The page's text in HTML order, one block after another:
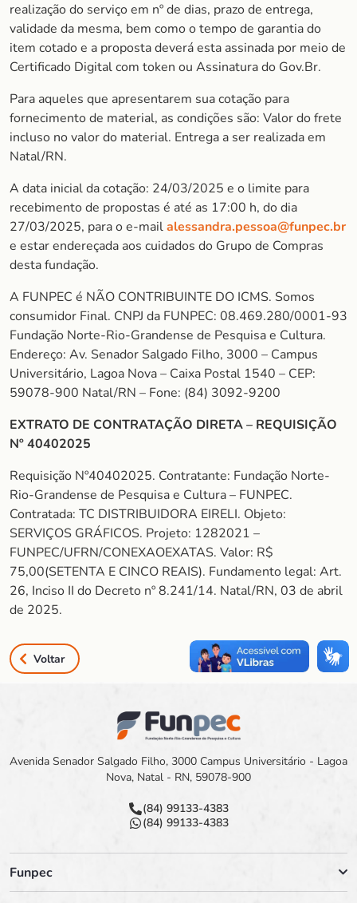
realização do serviço em nº de dias, prazo de entrega,
validade da mesma, bem como o tempo de garantia do
item cotado e a proposta deverá esta assinada por meio de
Certificado Digital com token ou Assinatura do Gov.Br.
Para aqueles que apresentarem sua cotação para
fornecimento de material, as condições são: Valor do frete
incluso no valor do material. Entrega a ser realizada em
Natal/RN.
A data inicial da cotação: 24/03/2025 e o limite para
recebimento de propostas é até as 17:00 h, do dia
27/03/2025, para o e-mailalessandra.pessoa@funpec.br
e estar endereçada aos cuidados do Grupo de Compras
desta fundação.
A FUNPEC é NÃO CONTRIBUINTE DO ICMS. Somos
consumidor Final. CNPJ da FUNPEC: 08.469.280/0001-93
Fundação Norte-Rio-Grandense de Pesquisa e Cultura.
Endereço: Av. Senador Salgado Filho, 3000 – Campus
Universitário, Lagoa Nova – Caixa Postal 1540 – CEP:
59078-900 Natal/RN – Fone: (84) 3092-9200
EXTRATO DE CONTRATAÇÃO DIRETA – REQUISIÇÃO
Nº 40402025
Requisição Nº40402025. Contratante: Fundação Norte-
Rio-Grandense de Pesquisa e Cultura – FUNPEC.
Contratada: TC DISTRIBUIDORA EIRELI. Objeto:
SERVIÇOS GRÁFICOS. Projeto: 1282021 –
FUNPEC/UFRN/CONEXAOEXATAS. Valor: R$
75,00(SETENTA E CINCO REAIS). Fundamento legal: Art.
26, Inciso II do Decreto nº 8.241/14. Natal/RN, 03 de abril
de 2025.
Voltar
Avenida Senador Salgado Filho, 3000 Campus Universitário - Lagoa
Nova, Natal - RN, 59078-900
(84) 99133-4383
(84) 99133-4383
Funpec